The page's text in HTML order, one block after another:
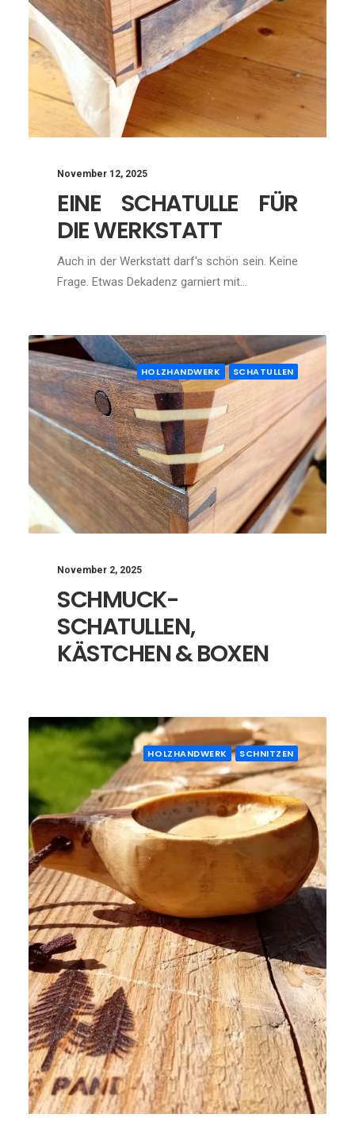
November 12, 2025
EINE SCHATULLE FÜR
DIE WERKSTATT
Auch in der Werkstatt darf's schön sein. Keine
Frage. Etwas Dekadenz garniert mit…
HOLZHANDWERK SCHATULLEN
November 2, 2025
SCHMUCK-
SCHATULLEN,
KÄSTCHEN & BOXEN
HOLZHANDWERK SCHNITZEN